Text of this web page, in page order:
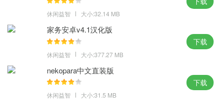
休闲益智 大小:32.14 MB
家务安卓v4.1汉化版
休闲益智 大小:377.27 MB
下载
nekopara中文直装版
休闲益智 大小:31.5 MB
下载